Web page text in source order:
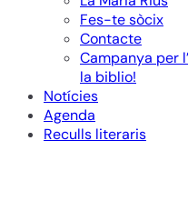
Fes-te sòcix
Contacte
Campanya per
la biblio!
Notícies
Agenda
Reculls literaris